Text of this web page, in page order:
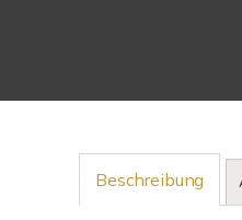
Beschreibung